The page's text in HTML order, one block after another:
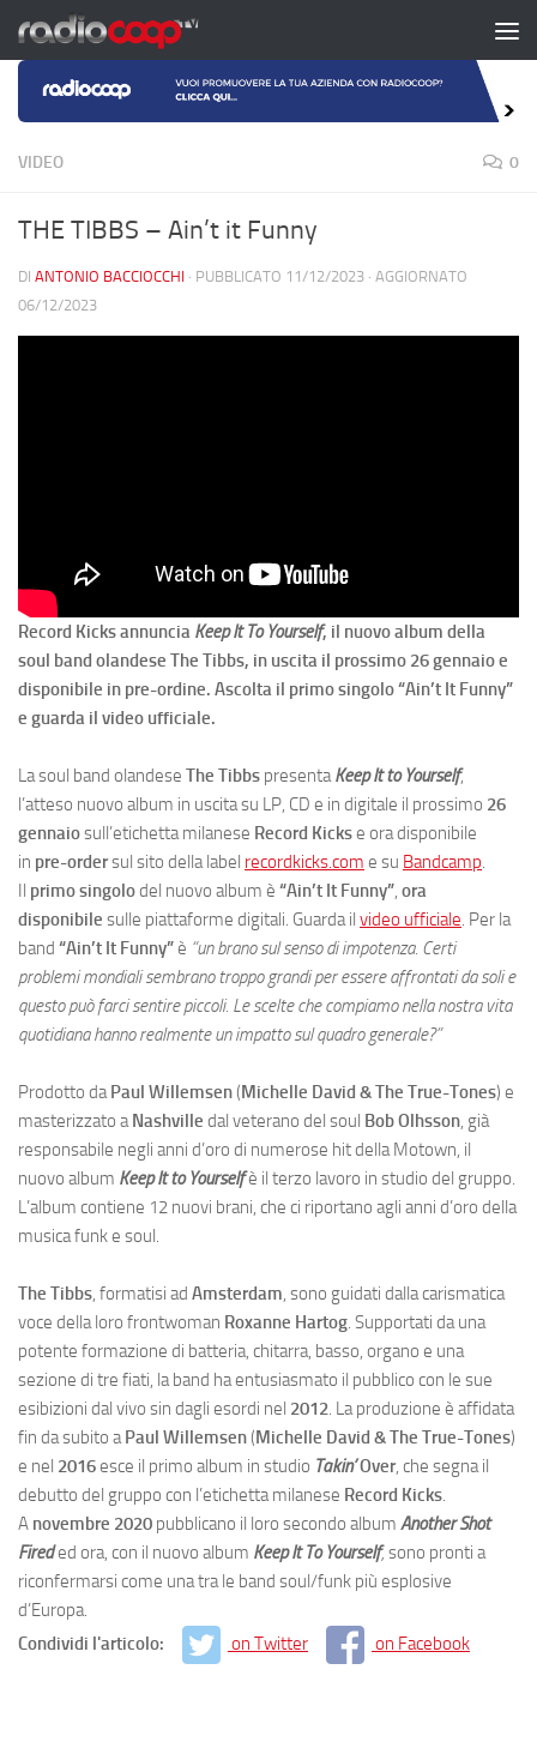
Salta al contenuto
VIDEO 0
THE TIBBS – Ain’t it Funny
DI ANTONIO BACCIOCCHI · PUBBLICATO 11/12/2023 · AGGIORNATO
06/12/2023
Record Kicks annuncia Keep It To Yourself, il nuovo album della
soul band olandese The Tibbs, in uscita il prossimo 26 gennaio e
disponibile in pre-ordine. Ascolta il primo singolo “Ain’t It Funny”
e guarda il video ufficiale.
La soul band olandese The Tibbs presentaKeep It to Yourself,
l’atteso nuovo album in uscita su LP, CD e in digitale il prossimo 26
gennaiosull’etichetta milanese Record Kickse ora disponibile
in pre-ordersul sito della label recordkicks.com e su Bandcamp.
Il primo singolodel nuovo album è “Ain’t It Funny”, ora
disponibile sulle piattaforme digitali. Guarda il video ufficiale. Per la
band “Ain’t It Funny”è “un brano sul senso di impotenza. Certi
problemi mondiali sembrano troppo grandi per essere affrontati da soli e
questo può farci sentire piccoli. Le scelte che compiamo nella nostra vita
quotidiana hanno realmente un impatto sul quadro generale?”
Prodotto daPaul Willemsen(Michelle David & The True-Tones) e
masterizzato aNashville dal veterano del soul Bob Olhsson, già
responsabile negli anni d’oro di numerose hit della Motown, il
nuovo album Keep It to Yourselfè il terzo lavoro in studio del gruppo.
L’album contiene 12 nuovi brani, che ci riportano agli anni d’oro della
musica funk e soul.
The Tibbs, formatisi ad Amsterdam, sono guidati dalla carismatica
voce della loro frontwoman Roxanne Hartog. Supportati da una
potente formazione di batteria, chitarra, basso, organo e una
sezione di tre fiati, la band ha entusiasmato il pubblico con le sue
esibizioni dal vivo sin dagli esordi nel 2012. La produzione è affidata
fin da subito aPaul Willemsen(Michelle David & The True-Tones)
e nel 2016esce il primo album in studio Takin’Over, che segna il
debutto del gruppo con l’etichetta milanese Record Kicks.
A novembre 2020 pubblicano il loro secondo album Another Shot
Fireded ora, con il nuovo album Keep It To Yourself,sono pronti a
riconfermarsi come una tra le band soul/funk più esplosive
d’Europa.
Condividi l'articolo:
on Twitter on Facebook